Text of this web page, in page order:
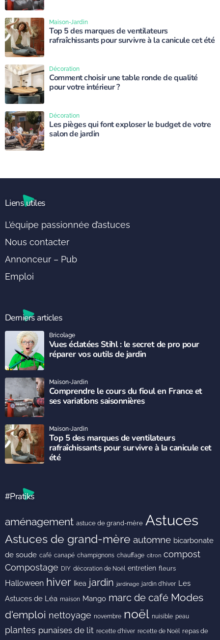
Top 5 des marques de ventilateurs
rafraîchissants pour survivre à la canicule cet été
Maison-Jardin
Comment choisir une table ronde de qualité
pour votre intérieur ?
Décoration
Les pièges qui font exploser le budget de votre
salon de jardin
Décoration
Liens utiles
L’équipe passionnée d’astuces
Nous contacter
Annonceur – Pub
Emploi
Derniers articles
Vues éclatées Stihl : le secret de pro pour
réparer vos outils de jardin
Bricolage
Comprendre le cours du fioul en France et
ses variations saisonnières
Maison-Jardin
Top 5 des marques de ventilateurs
rafraîchissants pour survivre à la canicule cet
été
Maison-Jardin
#Pratiks
aménagement astuce de grand-mère Astuces
Astuces de grand-mère automne bicarbonate
de soude café canapé champignons chauffage citron compost
Compostage DIY décoration de Noël entretien fleurs
Halloween hiver Ikea jardin jardinage jardin d'hiver Les
Astuces de Léa maison Mango marc de café Modes
d'emploi nettoyage novembre noël nuisible peau
plantes punaises de lit recette d'hiver recette de Noël repas de